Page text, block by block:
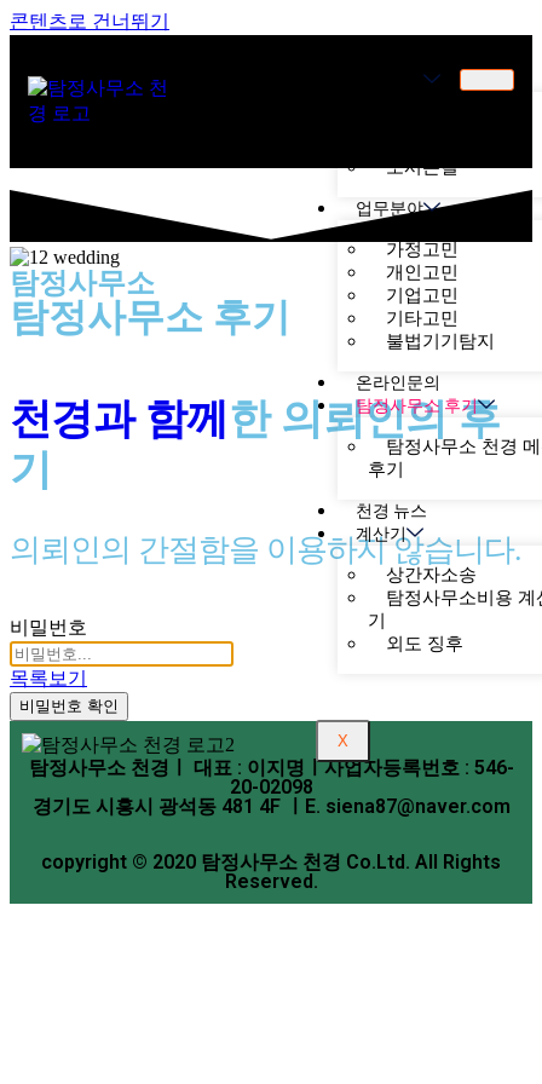
콘텐츠로 건너뛰기
오시는길
업무분야
가정고민
개인고민
기업고민
기타고민
불법기기탐지
온라인문의
탐정사무소 후기
탐정사무소 천경
후기
천경 뉴스
계산기
상간자소송
탐정사무소비용 계
기
외도 징후
X
탐정사무소
탐정사무소 후기
천경과 함께 한 의뢰인의 후
기
의뢰인의 간절함을 이용하지 않습니다.
비밀번호
목록보기
비밀번호 확인
탐정사무소 천경ㅣ 대표 : 이지명ㅣ사업자등록번호 : 546-
20-02098
경기도 시흥시 광석동 481 4F ㅣE. siena87@naver.com
copyright © 2020 탐정사무소 천경 Co.Ltd. All Rights
Reserved.